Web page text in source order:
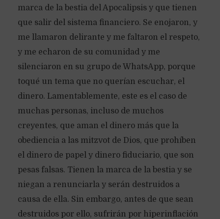
marca de la bestia del Apocalipsis y que tienen
que salir del sistema financiero. Se enojaron, y
me llamaron delirante y me faltaron el respeto,
y me echaron de su comunidad y me
silenciaron en su grupo de WhatsApp, porque
toqué un tema que no querían escuchar, el
dinero. Lamentablemente, este es el caso de
muchas personas, incluso de muchos
creyentes, que aman el dinero más que la
obediencia a las mitzvot de Dios, que prohíben
el dinero de papel y dinero fiduciario, que son
pesas falsas. Tienen la marca de la bestia y se
niegan a renunciarla y serán destruidos a
causa de ella. Sin embargo, antes de que sean
destruidos por ello, sufrirán por hiperinflación